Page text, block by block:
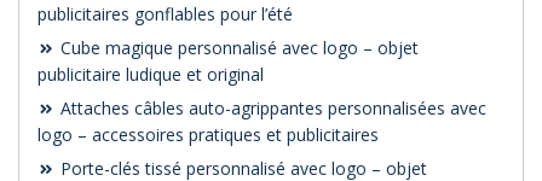
publicitaires gonflables pour l’été
Cube magique personnalisé avec logo – objet
publicitaire ludique et original
Attaches câbles auto-agrippantes personnalisées avec
logo – accessoires pratiques et publicitaires
Porte-clés tissé personnalisé avec logo – objet